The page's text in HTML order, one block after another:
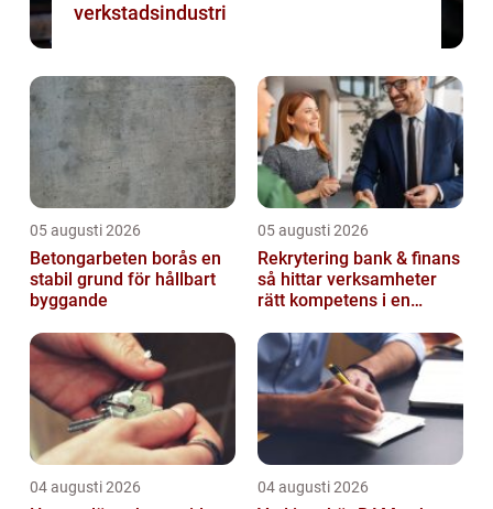
verkstadsindustri
05 augusti 2026
Betongarbeten borås en
stabil grund för hållbart
byggande
05 augusti 2026
Rekrytering bank & finans
så hittar verksamheter
rätt kompetens i en
04 augusti 2026 04 augusti 2026